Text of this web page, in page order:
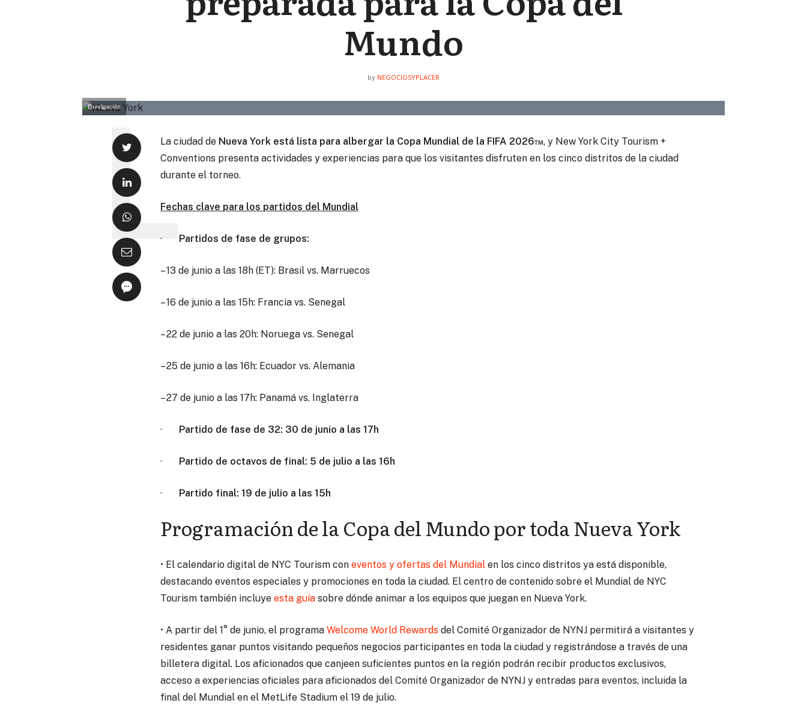
Mundo
by NEGOCIOSYPLACER
Divulgación
La ciudad de Nueva York está lista para albergar la Copa Mundial de la FIFA 2026™, y New York City Tourism +
Conventions presenta actividades y experiencias para que los visitantes disfruten en los cinco distritos de la ciudad
durante el torneo.
Fechas clave para los partidos del Mundial
· Partidos de fase de grupos:
– 13 de junio a las 18h (ET): Brasil vs. Marruecos
– 16 de junio a las 15h: Francia vs. Senegal
– 22 de junio a las 20h: Noruega vs. Senegal
– 25 de junio a las 16h: Ecuador vs. Alemania
– 27 de junio a las 17h: Panamá vs. Inglaterra
· Partido de fase de 32: 30 de junio a las 17h
· Partido de octavos de final: 5 de julio a las 16h
· Partido final: 19 de julio a las 15h
Programación de la Copa del Mundo por toda Nueva York
• El calendario digital de NYC Tourism con eventos y ofertas del Mundial en los cinco distritos ya está disponible,
destacando eventos especiales y promociones en toda la ciudad. El centro de contenido sobre el Mundial de NYC
Tourism también incluye esta guía sobre dónde animar a los equipos que juegan en Nueva York.
• A partir del 1° de junio, el programa Welcome World Rewards del Comité Organizador de NYNJ permitirá a visitantes y
residentes ganar puntos visitando pequeños negocios participantes en toda la ciudad y registrándose a través de una
billetera digital. Los aficionados que canjeen suficientes puntos en la región podrán recibir productos exclusivos,
acceso a experiencias oficiales para aficionados del Comité Organizador de NYNJ y entradas para eventos, incluida la
final del Mundial en el MetLife Stadium el 19 de julio.